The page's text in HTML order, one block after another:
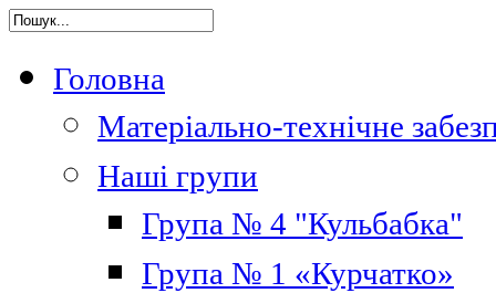
Головна
Матеріально-технічне
Наші групи
Група № 4 "Кульбабка"
Група № 1 «Курчатко»